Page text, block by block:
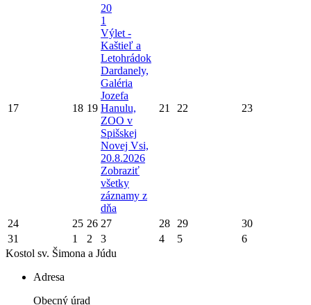
17 18 19
20
1
Výlet -
Kaštieľ a
Letohrádok
Dardanely,
Galéria
Jozefa
Hanulu,
ZOO v
Spišskej
Novej Vsi,
20.8.2026
Zobraziť
všetky
záznamy z
dňa
21 22 23
24 25 26 27 28 29
30
31
1 2 3 4 5
6
Kostol sv. Šimona a Júdu
Adresa
Obecný úrad